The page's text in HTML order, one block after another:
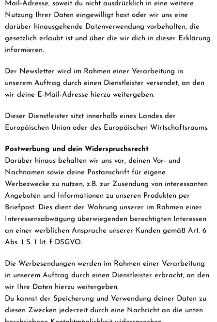
Mail-Adresse, soweit du nicht ausdrücklich in eine weitere
Nutzung Ihrer Daten eingewilligt hast oder wir uns eine
darüber hinausgehende Datenverwendung vorbehalten, die
gesetzlich erlaubt ist und über die wir dich in dieser Erklärung
informieren.
Der Newsletter wird im Rahmen einer Verarbeitung in
unserem Auftrag durch einen Dienstleister versendet, an den
wir deine E-Mail-Adresse hierzu weitergeben.
Dieser Dienstleister sitzt innerhalb eines Landes der
Europäischen Union oder des Europäischen Wirtschaftsraums.
Postwerbung und dein Widerspruchsrecht
Darüber hinaus behalten wir uns vor, deinen Vor- und
Nachnamen sowie deine Postanschrift für eigene
Werbezwecke zu nutzen, z.B. zur Zusendung von interessanten
Angeboten und Informationen zu unseren Produkten per
Briefpost. Dies dient der Wahrung unserer im Rahmen einer
Interessensabwägung überwiegenden berechtigten Interessen
an einer werblichen Ansprache unserer Kunden gemäß Art. 6
Abs. 1 S. 1 lit. f DSGVO.
Die Werbesendungen werden im Rahmen einer Verarbeitung
in unserem Auftrag durch einen Dienstleister erbracht, an den
wir Ihre Daten hierzu weitergeben.
Du kannst der Speicherung und Verwendung deiner Daten zu
diesen Zwecken jederzeit durch eine Nachricht an die unten